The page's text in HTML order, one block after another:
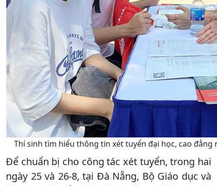
Thí sinh tìm hiểu thông tin xét tuyển đại học, cao
Để chuẩn bị cho công tác xét tuyển, trong hai
ngày 25 và 26-8, tại Đà Nẵng, Bộ Giáo dục và